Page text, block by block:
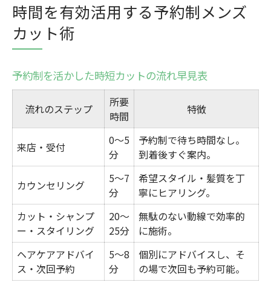
忙しい男性にこそ予約制が選ばれる理由
予約制が仕事帰りに便利な理由まとめ
忙しい毎日に癒しをプラスするサロン選び
予約制メンズカットのメリット徹底比較
高崎市で注目される予約制サービスの特徴
群馬県高崎市で快適なメンズカット体験を
高崎市の予約制カット体験ポイント一覧
快適さを重視したメンズカットの選び方
予約制で叶う理想のショートスタイル
癒しを感じるカット時間の過ごし方
予約制サロンの口コミから読み解く魅力
癒し空間を叶える予約制サロンの魅力
時間を有効活用する予約制メンズ
カット術
予約制を活かした時短カットの流れ早見表
流れのステップ
所要
時間
特徴
来店・受付
0〜5
分
予約制で待ち時間なし。
到着後すぐ案内。
カウンセリング
5〜7
分
希望スタイル・髪質を丁
寧にヒアリング。
カット・シャンプ
ー・スタイリング
20〜
25分
無駄のない動線で効率的
に施術。
ヘアケアアドバイ
ス・次回予約
5〜8
分
個別にアドバイスし、そ
の場で次回も予約可能。